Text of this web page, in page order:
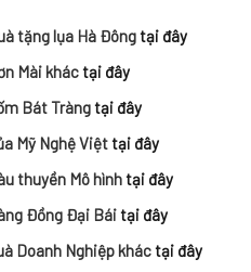
tặng lụa Hà Đôngtại đây
Mài kháctại đây
Bát Tràngtại đây
Mỹ Nghệ Việttại đây
thuyền Mô hìnhtại đây
Đồng Đại Báitại đây
Doanh Nghiệp kháctại đây